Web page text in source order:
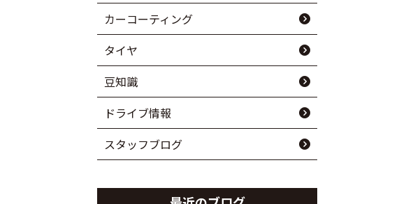
カーコーティング
タイヤ
豆知識
ドライブ情報
スタッフブログ